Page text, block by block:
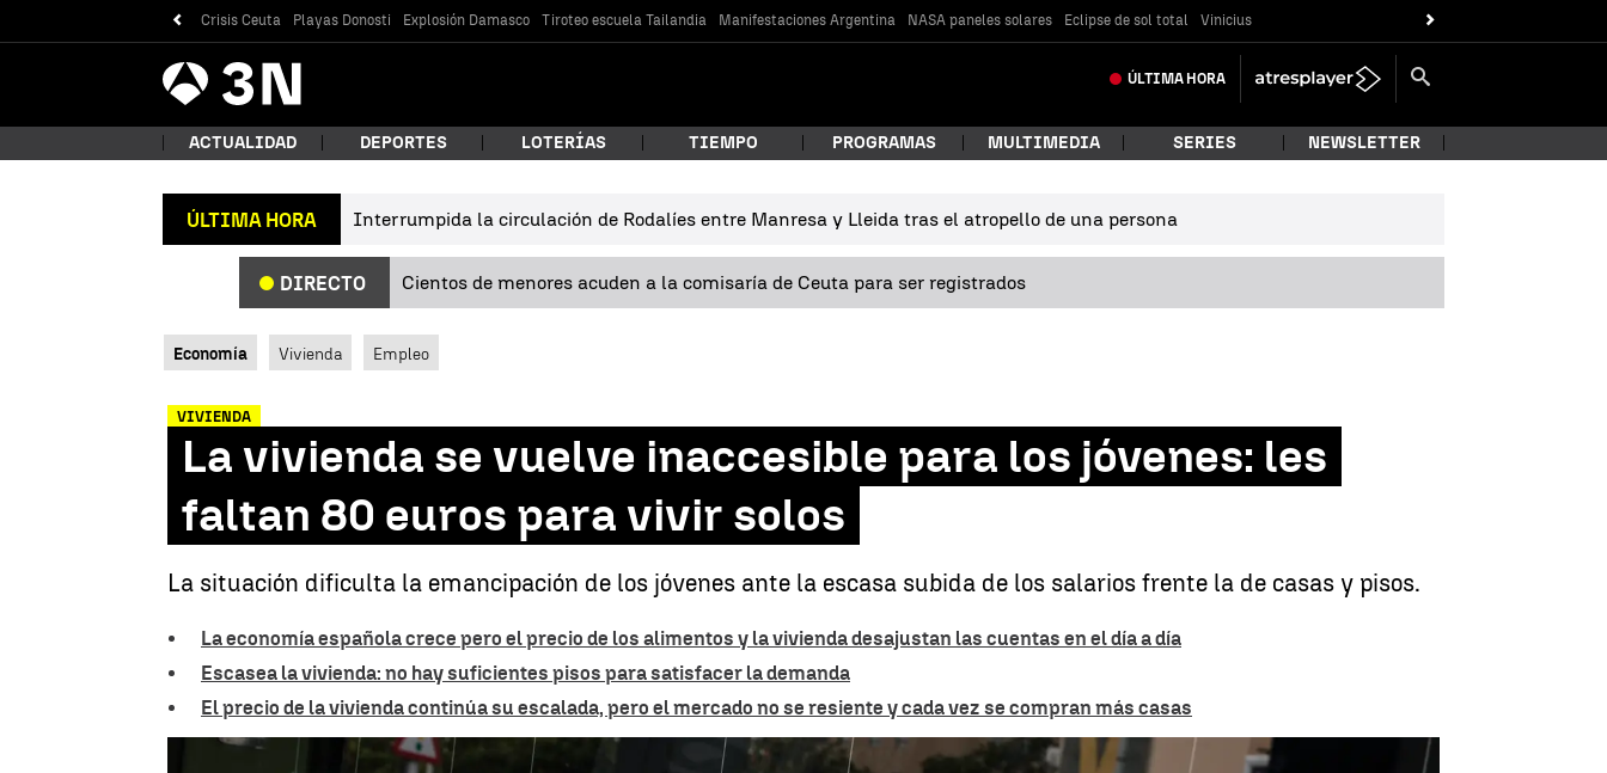
Crisis Ceuta Playas Donosti Explosión Damasco Tiroteo escuela Tailandia Manifestaciones Argentina NASA paneles solares Eclipse de sol total Vinicius
Antena
3 Noticias ÚLTIMA HORA
¿Qué estás buscando?
Buscar
ACTUALIDAD DEPORTES LOTERÍAS TIEMPO PROGRAMAS MULTIMEDIA SERIES NEWSLETTER
ÚLTIMA HORA Interrumpida la circulación de Rodalíes entre Manresa y Lleida tras el atropello de una persona
DIRECTO Cientos de menores acuden a la comisaría de Ceuta para ser registrados
Economía Vivienda Empleo
VIVIENDA
La vivienda se vuelve inaccesible para los jóvenes: les
faltan 80 euros para vivir solos
La situación dificulta la emancipación de los jóvenes ante la escasa subida de los salarios frente la de casas y pisos.
La economía española crece pero el precio de los alimentos y la vivienda desajustan las cuentas en el día a día
Escasea la vivienda: no hay suficientes pisos para satisfacer la demanda
El precio de la vivienda continúa su escalada, pero el mercado no se resiente y cada vez se compran más casas